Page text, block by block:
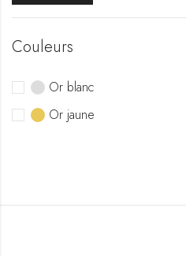
Couleurs
Or blanc
Or jaune